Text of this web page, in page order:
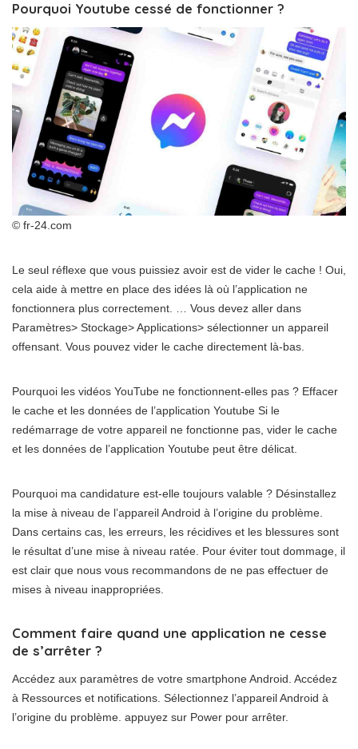
Pourquoi Youtube cessé de fonctionner ?
© fr-24.com
Le seul réflexe que vous puissiez avoir est de vider le cache ! Oui,
cela aide à mettre en place des idées là où l’application ne
fonctionnera plus correctement. … Vous devez aller dans
Paramètres> Stockage> Applications> sélectionner un appareil
offensant. Vous pouvez vider le cache directement là-bas.
Pourquoi les vidéos YouTube ne fonctionnent-elles pas ? Effacer
le cache et les données de l’application Youtube Si le
redémarrage de votre appareil ne fonctionne pas, vider le cache
et les données de l’application Youtube peut être délicat.
Pourquoi ma candidature est-elle toujours valable ? Désinstallez
la mise à niveau de l’appareil Android à l’origine du problème.
Dans certains cas, les erreurs, les récidives et les blessures sont
le résultat d’une mise à niveau ratée. Pour éviter tout dommage, il
est clair que nous vous recommandons de ne pas effectuer de
mises à niveau inappropriées.
Comment faire quand une application ne cesse
de s’arrêter ?
Accédez aux paramètres de votre smartphone Android. Accédez
à Ressources et notifications. Sélectionnez l’appareil Android à
l’origine du problème. appuyez sur Power pour arrêter.